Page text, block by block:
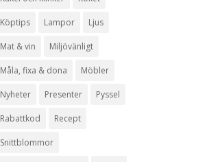
Köptips Lampor Ljus
Mat & vin Miljövänligt
Måla, fixa & dona Möbler
Nyheter Presenter Pyssel
Rabattkod Recept
Snittblommor